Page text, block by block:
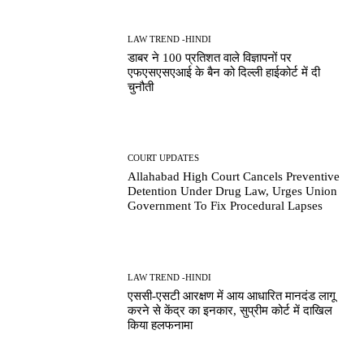
LAW TREND -HINDI
डाबर ने 100 प्रतिशत वाले विज्ञापनों पर
एफएसएसएआई के बैन को दिल्ली हाईकोर्ट में दी
चुनौती
COURT UPDATES
Allahabad High Court Cancels Preventive
Detention Under Drug Law, Urges Union
Government To Fix Procedural Lapses
LAW TREND -HINDI
एससी-एसटी आरक्षण में आय आधारित मानदंड लागू
करने से केंद्र का इनकार, सुप्रीम कोर्ट में दाखिल
किया हलफनामा